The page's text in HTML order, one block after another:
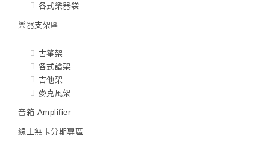
各式樂器袋
樂器支架區
古箏架
各式譜架
吉他架
麥克風架
音箱 Amplifier
線上無卡分期專區